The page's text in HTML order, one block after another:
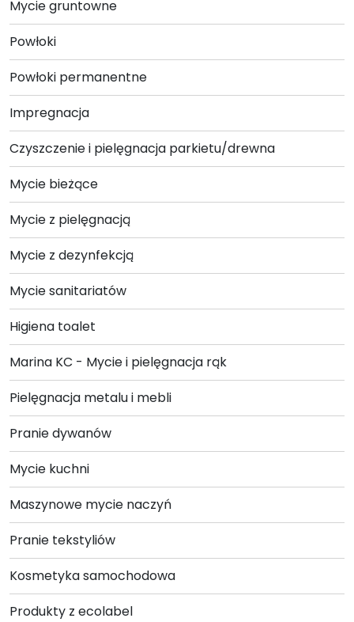
Mycie gruntowne
Powłoki
Powłoki permanentne
Impregnacja
Czyszczenie i pielęgnacja parkietu/drewna
Mycie bieżące
Mycie z pielęgnacją
Mycie z dezynfekcją
Mycie sanitariatów
Higiena toalet
Marina KC - Mycie i pielęgnacja rąk
Pielęgnacja metalu i mebli
Pranie dywanów
Mycie kuchni
Maszynowe mycie naczyń
Pranie tekstyliów
Kosmetyka samochodowa
Produkty z ecolabel